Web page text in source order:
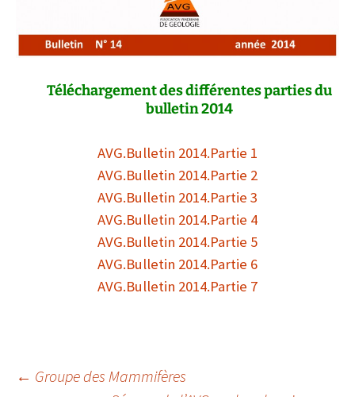
Téléchargement des différentes parties du
bulletin 2014
AVG.Bulletin 2014.Partie 1
AVG.Bulletin 2014.Partie 2
AVG.Bulletin 2014.Partie 3
AVG.Bulletin 2014.Partie 4
AVG.Bulletin 2014.Partie 5
AVG.Bulletin 2014.Partie 6
AVG.Bulletin 2014.Partie 7
Navigation
← Groupe des Mammifères